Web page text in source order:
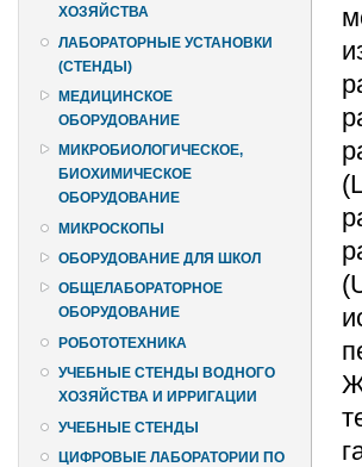
ХОЗЯЙСТВА
ЛАБОРАТОРНЫЕ УСТАНОВКИ
(СТЕНДЫ)
МЕДИЦИНСКОЕ
ОБОРУДОВАНИЕ
МИКРОБИОЛОГИЧЕСКОЕ,
БИОХИМИЧЕСКОЕ
ОБОРУДОВАНИЕ
МИКРОСКОПЫ
ОБОРУДОВАНИЕ ДЛЯ ШКОЛ
ОБЩЕЛАБОРАТОРНОЕ
ОБОРУДОВАНИЕ
РОБОТОТЕХНИКА
УЧЕБНЫЕ СТЕНДЫ ВОДНОГО
ХОЗЯЙСТВА И ИРРИГАЦИИ
УЧЕБНЫЕ СТЕНДЫ
ЦИФРОВЫЕ ЛАБОРАТОРИИ ПО